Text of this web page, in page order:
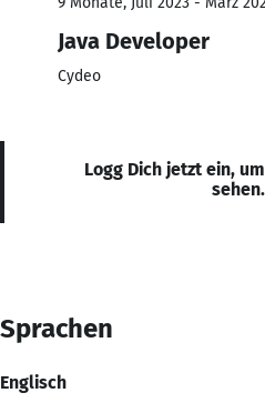
Java Developer
Cydeo
Logg Dich jetzt ein,
sehen.
Sprachen
Englisch